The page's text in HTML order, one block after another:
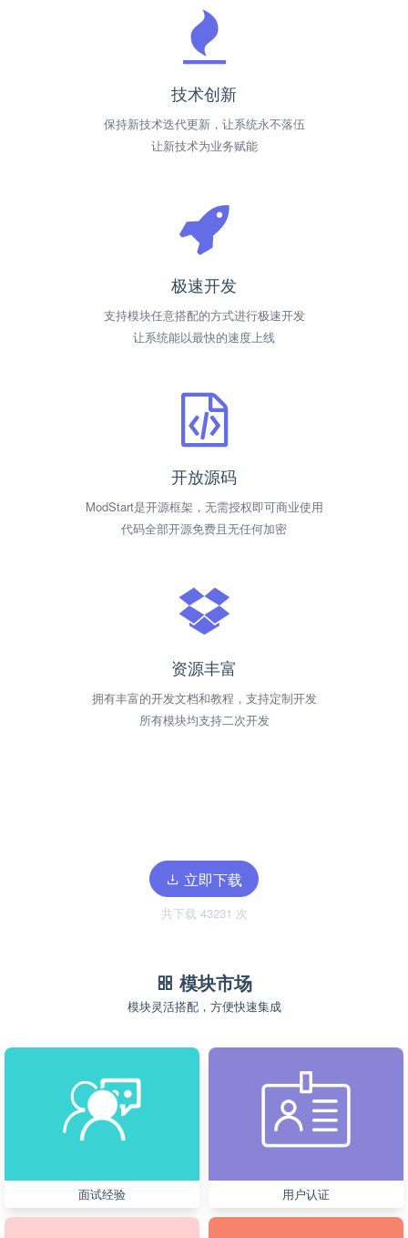
技术创新
保持新技术迭代更新，让系统永不落伍
让新技术为业务赋能
极速开发
支持模块任意搭配的方式进行极速开发
让系统能以最快的速度上线
开放源码
ModStart是开源框架，无需授权即可商业使用
代码全部开源免费且无任何加密
资源丰富
拥有丰富的开发文档和教程，支持定制开发
所有模块均支持二次开发
立即下载
共下载 43231 次
模块市场
模块灵活搭配，方便快速集成
面试经验 用户认证